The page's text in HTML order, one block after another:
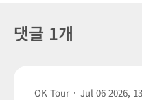
댓글 1개
OK Tour · Jul 06 2026,